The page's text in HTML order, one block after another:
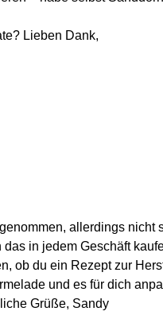
Lieben Dank,
allerdings nicht
in jedem Geschäft
ob du ein Rezept zur
und es für dich
Grüße, Sandy